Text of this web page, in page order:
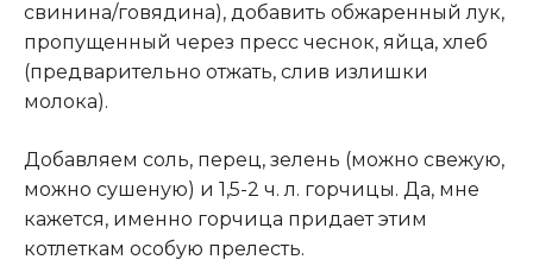
свинина/говядина), добавить обжаренный лук,
пропущенный через пресс чеснок, яйца, хлеб
(предварительно отжать, слив излишки
молока).
Добавляем соль, перец, зелень (можно свежую,
можно сушеную) и 1,5-2 ч. л. горчицы. Да, мне
кажется, именно горчица придает этим
котлеткам особую прелесть.